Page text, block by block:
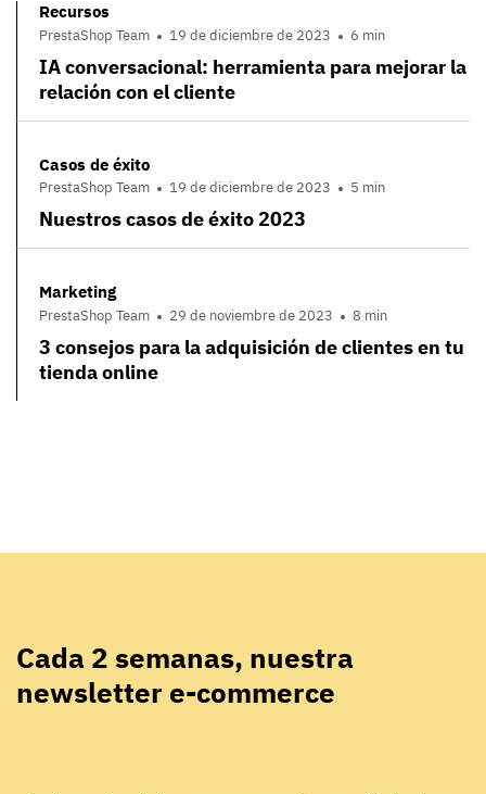
Recursos
PrestaShop Team 19 de diciembre de 2023 6 min
IA conversacional: herramienta para mejorar la
relación con el cliente
Casos de éxito
PrestaShop Team 19 de diciembre de 2023 5 min
Nuestros casos de éxito 2023
Marketing
PrestaShop Team 29 de noviembre de 2023 8 min
3 consejos para la adquisición de clientes en tu
tienda online
Cada 2 semanas, nuestra
newsletter e-commerce